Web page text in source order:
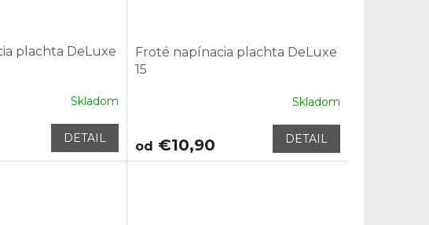
plachta DeLuxe
Skladom
DETAIL
Froté napínacia plachta DeLuxe
15
Skladom
od €10,90 DETAIL